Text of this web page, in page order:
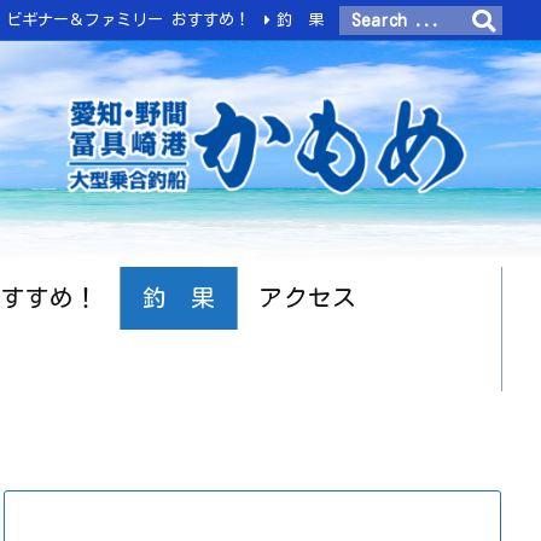
すめ！ 釣 果 アクセス
ビギナー＆ファミリー おすすめ！ 釣 果